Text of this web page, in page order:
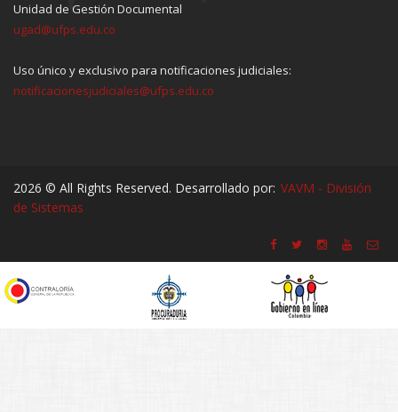
Unidad de Gestión Documental
ugad@ufps.edu.co
Uso único y exclusivo para notificaciones judiciales:
notificacionesjudiciales@ufps.edu.co
2026 © All Rights Reserved. Desarrollado por: VAVM - División
de Sistemas